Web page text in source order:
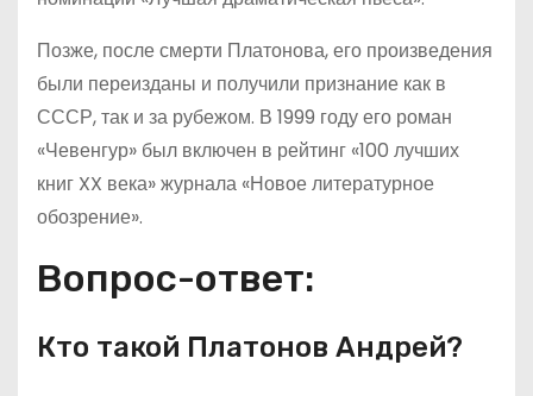
Позже, после смерти Платонова, его произведения
были переизданы и получили признание как в
СССР, так и за рубежом. В 1999 году его роман
«Чевенгур» был включен в рейтинг «100 лучших
книг XX века» журнала «Новое литературное
обозрение».
Вопрос-ответ:
Кто такой Платонов Андрей?